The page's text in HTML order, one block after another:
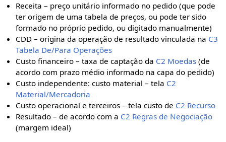
Receita – preço unitário informado no pedido (que pode
ter origem de uma tabela de preços, ou pode ter sido
formado no próprio pedido, ou digitado manualmente)
CDD – origina da operação de resultado vinculada na C3
Tabela De/Para Operações
Custo financeiro – taxa de captação da C2 Moedas (de
acordo com prazo médio informado na capa do pedido)
Custo independente: custo material – tela C2
Material/Mercadoria
Custo operacional e terceiros – tela custo de C2 Recurso
Resultado – de acordo com a C2 Regras de Negociação
(margem ideal)